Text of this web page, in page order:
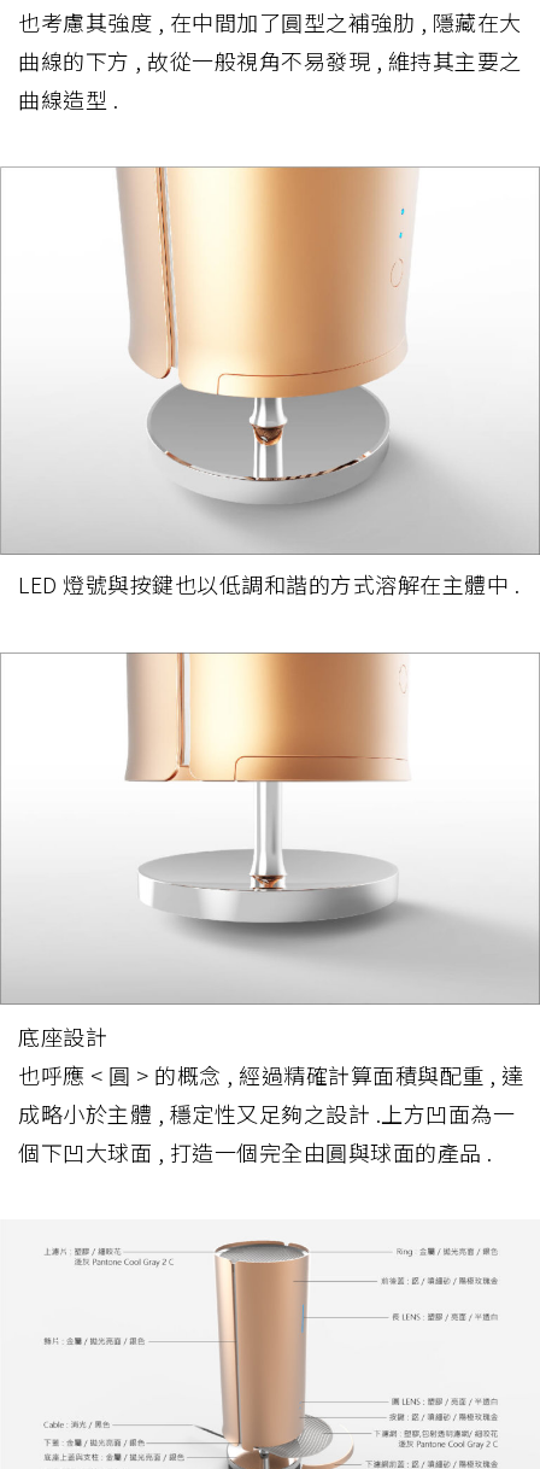
也考慮其強度 , 在中間加了圓型之補強肋 , 隱藏在大
曲線的下方 , 故從一般視角不易發現 , 維持其主要之
曲線造型 .
LED 燈號與按鍵也以低調和諧的方式溶解在主體中 .
底座設計
也呼應 < 圓 > 的概念 , 經過精確計算面積與配重 , 達
成略小於主體 , 穩定性又足夠之設計 .上方凹面為一
個下凹大球面 , 打造一個完全由圓與球面的產品 .